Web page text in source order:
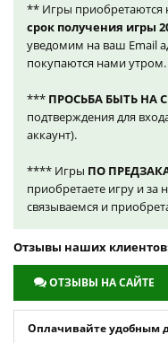
** Игры приобретаются
срок получения игры
уведомим на ваш Email
покупаются нами утром.
*** ПРОСЬБА БЫТЬ НА
подтверждения для
аккаунт).
**** Игры ПО
приобретаете игру и
связываемся и
Отзывы наших
ОТЗЫВЫ НА САЙТЕ
Оплачивайте удобным